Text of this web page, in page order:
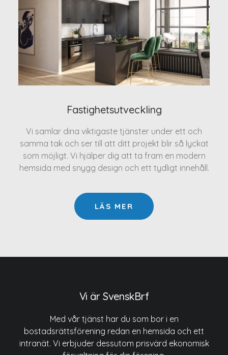
Fastighetsutveckling
Vi samlar dina viktigaste tjänster under ett och
samma tak och ser till att ditt projekt blir så lyckat
som möjligt. Vi hjälper dig att ta fram en modern
hemsida med snygg design och ett tydligt innehåll.
LÄS MER
Vi är SvenskBrf
Med vår tjänst har du som bor i en
bostadsrättsförening redan en hemsida och ett
intranät. Vi erbjuder dessutom prisvärd ekonomisk